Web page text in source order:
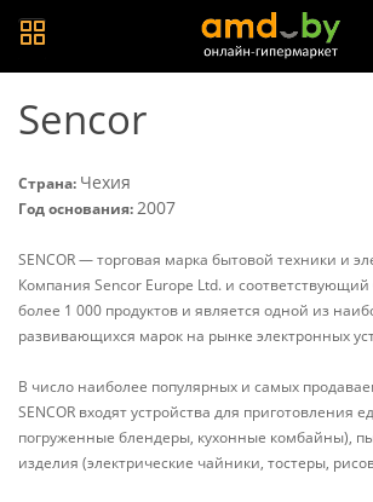
Sencor
Страна: Чехия
Год основания:2007
SENCOR — торговая марка бытовой техники и
Компания Sencor Europe Ltd. и
более 1 000 продуктов и является одной из
развивающихся марок на рынке электронных
В число наиболее популярных и самых
SENCOR входят устройства для приготовления
погруженные блендеры, кухонные комбайны),
изделия (электрические чайники, тостеры,